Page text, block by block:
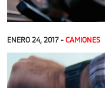
ENERO 24, 2017 - CAMIONES